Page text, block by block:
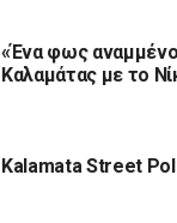
«Ένα φως
Καλαμάτας με το
Kalamata Street